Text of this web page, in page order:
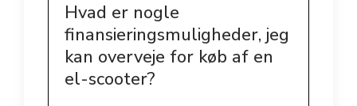
Hvad er nogle
finansieringsmuligheder, jeg
kan overveje for køb af en
el-scooter?